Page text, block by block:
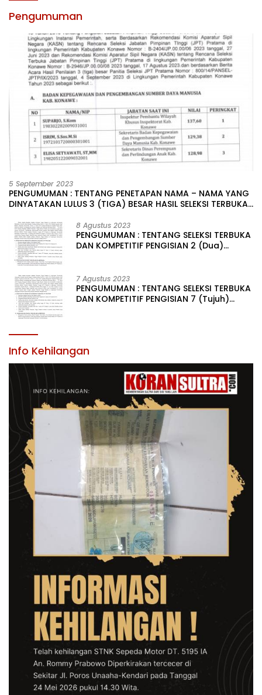
Pengumuman
5 September 2023
PENGUMUMAN : TENTANG PENETAPAN NAMA – NAMA YANG
DINYATAKAN LULUS 3 (TIGA) BESAR HASIL SELEKSI TERBUKA
LINGKUNGAN PEMERINTAH DAERAH KABUPATEN KONAWE
8 Agustus 2023
PENGUMUMAN : TENTANG SELEKSI TERBUKA
DAN KOMPETITIF PENGISIAN 2 (Dua)
KABUPATEN KONAWE
7 Agustus 2023
PENGUMUMAN : TENTANG SELEKSI TERBUKA
DAN KOMPETITIF PENGISIAN 7 (Tujuh)
Info Kehilangan